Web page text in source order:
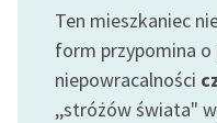
Ten mieszkaniec
form przypomina o
niepowracalności
,,stróżów świata"